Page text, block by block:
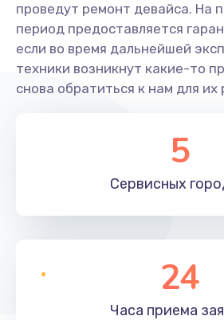
проведут ремонт девайса. На
период предоставляется
если во время дальнейшей
техники возникнут какие-то
снова обратиться к нам для их
5
Сервисных
24
Часа приема